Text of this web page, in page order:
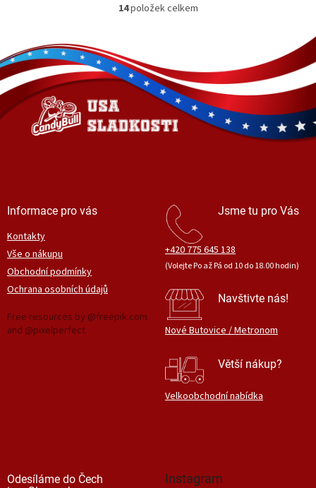
O
d
a
c
p
r
14položek celkem
á
p
a
í
Informace pro vás
Kontakty
Vše o nákupu
Obchodní podmínky
Ochrana osobních údajů
Free resources by @freepik.com
and @pixelperfect
Jsme tu pro Vás
+420 775 645 138
(Volejte Po až Pá od 10 do 18.00 hodin)
Navštivte nás!
Nové Butovice / Metronom
Větší nákup?
Velkoobchodní nabídka
Odesíláme do Čech
Instagram